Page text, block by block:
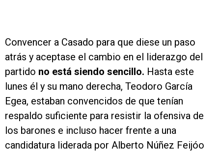
Convencer a Casado para que diese un paso
atrás y aceptase el cambio en el liderazgo del
partido no está siendo sencillo. Hasta este
lunes él y su mano derecha, Teodoro García
Egea, estaban convencidos de que tenían
respaldo suficiente para resistir la ofensiva de
los barones e incluso hacer frente a una
candidatura liderada por Alberto Núñez Feijóo